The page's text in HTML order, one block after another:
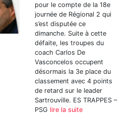
pour le compte de la 18e
journée de Régional 2 qui
s’est disputée ce
dimanche. Suite à cette
défaite, les troupes du
coach Carlos De
Vasconcelos occupent
désormais la 3e place du
classement avec 4 points
de retard sur le leader
Sartrouville. ES TRAPPES –
PSG lire la suite